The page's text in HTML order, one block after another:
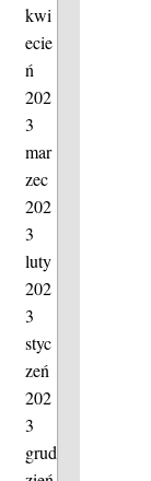
kwi
ecie
ń
202
3
mar
zec
202
3
luty
202
3
styc
zeń
202
3
grud